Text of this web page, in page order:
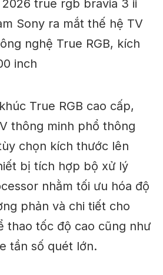
True RGB cao cấp,
thông minh phổ thông
chọn kích thước lên
bị tích hợp bộ xử lý
nhằm tối ưu hóa độ
phản và chi tiết cho
thao tốc độ cao cũng như
tần số quét lớn.